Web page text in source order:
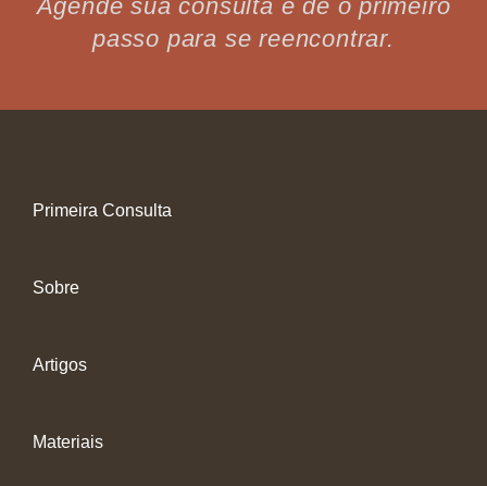
Agende sua consulta e dê o primeiro
passo para se reencontrar.
Primeira Consulta
Sobre
Artigos
Materiais